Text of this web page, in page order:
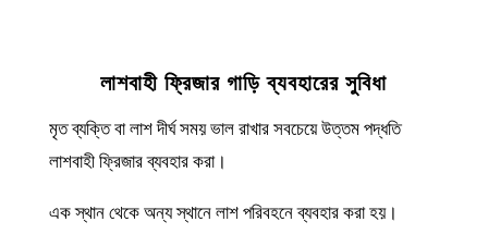
লাশবাহী ফ্রিজার গাড়ি ব্যবহারের সুবিধা
মৃত ব্যক্তি বা লাশ দীর্ঘ সময় ভাল রাখার সবচেয়ে উত্তম পদ্ধতি
লাশবাহী ফ্রিজার ব্যবহার করা।
এক স্থান থেকে অন্য স্থানে লাশ পরিবহনে ব্যবহার করা হয়।